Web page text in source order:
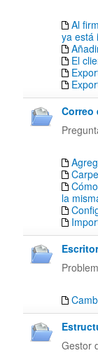
Al
ya está
El
Correo
la
Gestor